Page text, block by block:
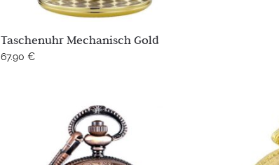
Taschenuhr Mechanisch Gold
67.90€